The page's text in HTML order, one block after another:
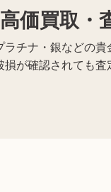
価買取・
ラチナ・銀などの
損が確認されても